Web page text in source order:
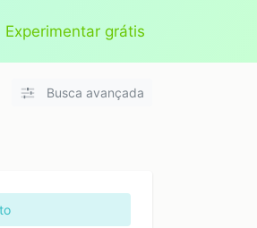
Experimentar grátis
Busca avançada